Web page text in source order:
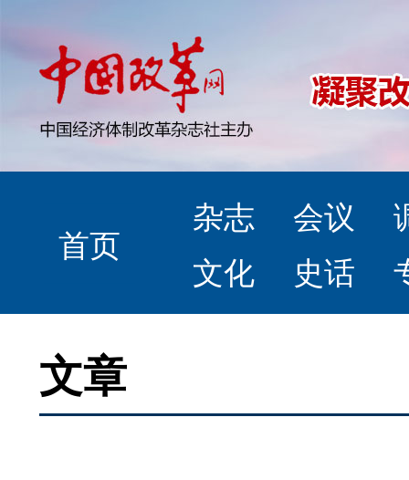
首页
杂志 会议
文化
史话
文章